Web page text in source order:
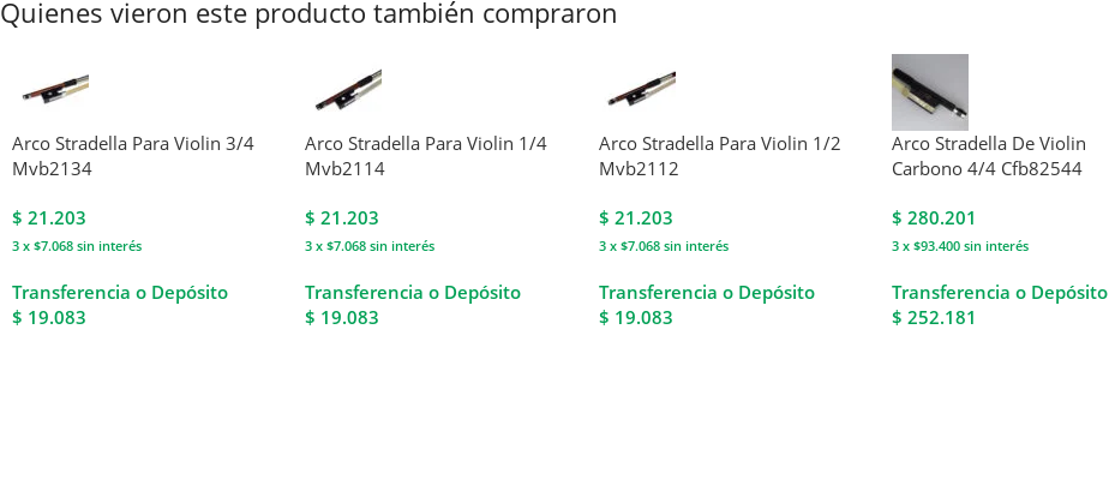
Quienes vieron este producto también compraron
Arco Stradella Para Violin 3/4
Mvb2134
$ 21.203
3 x $7.068 sin interés
Transferencia o Depósito
$ 19.083
Arco Stradella Para Violin 1/4
Mvb2114
$ 21.203
3 x $7.068 sin interés
Transferencia o Depósito
$ 19.083
Arco Stradella Para Violin 1/2
Mvb2112
$ 21.203
3 x $7.068sin interés
Transferencia o Depósito
$ 19.083
Arco Stradella De Violin
Carbono 4/4 Cfb82544
$ 280.201
3 x $93.400 sin interés
Transferencia o Depósito
$ 252.181